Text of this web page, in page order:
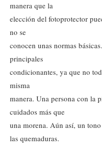
manera que la
elección del fotoprotector
no se
conocen unas normas
principales
condicionantes, ya que no
misma
manera. Una persona con la
cuidados más que
una morena. Aún así, un
las quemaduras.